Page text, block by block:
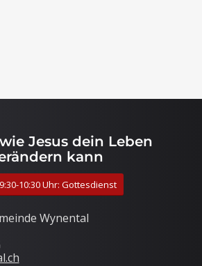
Jesus dein Leben
kann
10:30 Uhr: Gottesdienst
Wynental